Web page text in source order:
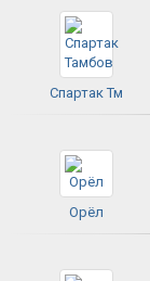
Спартак Тм
Орёл